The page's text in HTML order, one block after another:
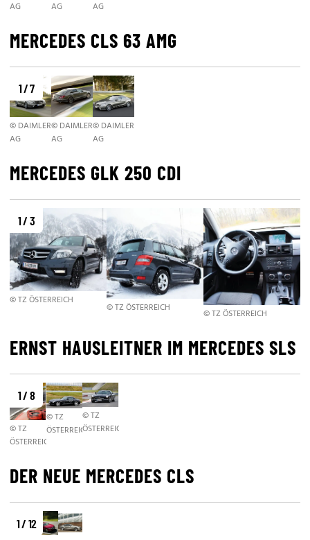
AG
AG
AG
MERCEDES CLS 63 AMG
1 / 7
© DAIMLER
AG
© DAIMLER
AG
© DAIMLER
AG
MERCEDES GLK 250 CDI
1 / 3
© TZ ÖSTERREICH
© TZ ÖSTERREICH © TZ ÖSTERREICH
ERNST HAUSLEITNER IM MERCEDES SLS
1 / 8
© TZ
ÖSTERREICH/KERNMAYER
© TZ
ÖSTERREICH/KERNMAYER
© TZ
ÖSTERREICH/KERNMAYER
DER NEUE MERCEDES CLS
1 / 12